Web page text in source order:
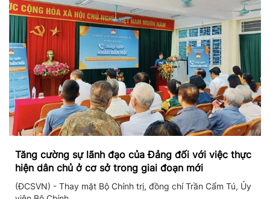
Tăng cường sự lãnh đạo của Đảng đối với việc thực
hiện dân chủ ở cơ sở trong giai đoạn mới
(ĐCSVN) - Thay mặt Bộ Chính trị, đồng chí Trần Cẩm Tú, Ủy